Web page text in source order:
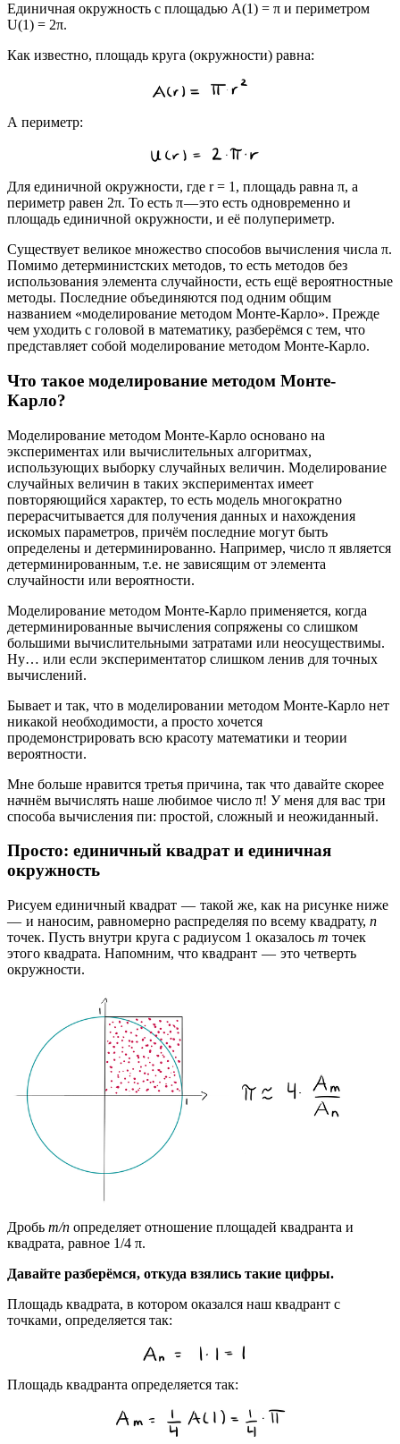
Единичная окружность с площадью A(1) = π и периметром
U(1) = 2π.
Как известно, площадь круга (окружности) равна:
А периметр:
Для единичной окружности, где r = 1, площадь равна π, а
периметр равен 2π. То есть π — это есть одновременно и
площадь единичной окружности, и её полупериметр.
Существует великое множество способов вычисления числа π.
Помимо детерминистских методов, то есть методов без
использования элемента случайности, есть ещё вероятностные
методы. Последние объединяются под одним общим
названием «моделирование методом Монте-Карло». Прежде
чем уходить с головой в математику, разберёмся с тем, что
представляет собой моделирование методом Монте-Карло.
Что такое моделирование методом Монте-
Карло?
Моделирование методом Монте-Карло основано на
экспериментах или вычислительных алгоритмах,
использующих выборку случайных величин. Моделирование
случайных величин в таких экспериментах имеет
повторяющийся характер, то есть модель многократно
перерасчитывается для получения данных и нахождения
искомых параметров, причём последние могут быть
определены и детерминированно. Например, число π является
детерминированным, т.е. не зависящим от элемента
случайности или вероятности.
Моделирование методом Монте-Карло применяется, когда
детерминированные вычисления сопряжены со слишком
большими вычислительными затратами или неосуществимы.
Ну… или если экспериментатор слишком ленив для точных
вычислений.
Бывает и так, что в моделировании методом Монте-Карло нет
никакой необходимости, а просто хочется
продемонстрировать всю красоту математики и теории
вероятности.
Мне больше нравится третья причина, так что давайте скорее
начнём вычислять наше любимое число π! У меня для вас три
способа вычисления пи: простой, сложный и неожиданный.
Просто: единичный квадрат и единичная
окружность
Рисуем единичный квадрат — такой же, как на рисунке ниже
— и наносим, равномерно распределяя по всему квадрату, n
точек. Пусть внутри круга с радиусом 1 оказалось m точек
этого квадрата. Напомним, что квадрант — это четверть
окружности.
Дробь m/n определяет отношение площадей квадранта и
квадрата, равное 1/4 π.
Давайте разберёмся, откуда взялись такие цифры.
Площадь квадрата, в котором оказался наш квадрант с
точками, определяется так:
Площадь квадранта определяется так: